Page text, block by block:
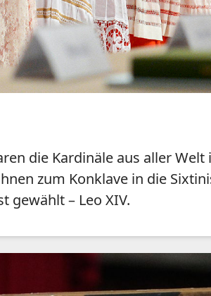
die Kardinäle aus aller
zum Konklave in die
gewählt – Leo XIV.